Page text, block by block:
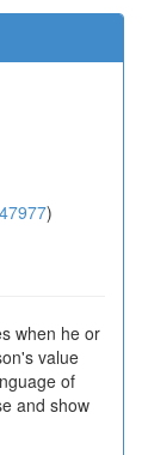
)
when he or
value
of
and show